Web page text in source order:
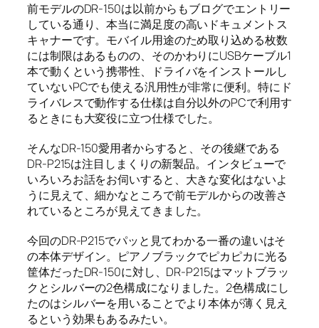
前モデルのDR-150は以前からもブログでエントリー
している通り、本当に満足度の高いドキュメントス
キャナーです。モバイル用途のため取り込める枚数
には制限はあるものの、そのかわりにUSBケーブル1
本で動くという携帯性、ドライバをインストールし
ていないPCでも使える汎用性が非常に便利。特にド
ライバレスで動作する仕様は自分以外のPCで利用す
るときにも大変役に立つ仕様でした。
そんなDR-150愛用者からすると、その後継である
DR-P215は注目しまくりの新製品。インタビューで
いろいろお話をお伺いすると、大きな変化はないよ
うに見えて、細かなところで前モデルからの改善さ
れているところが見えてきました。
今回のDR-P215でパッと見てわかる一番の違いはそ
の本体デザイン。ピアノブラックでピカピカに光る
筐体だったDR-150に対し、DR-P215はマットブラッ
クとシルバーの2色構成になりました。2色構成にし
たのはシルバーを用いることでより本体が薄く見え
るという効果もあるみたい。